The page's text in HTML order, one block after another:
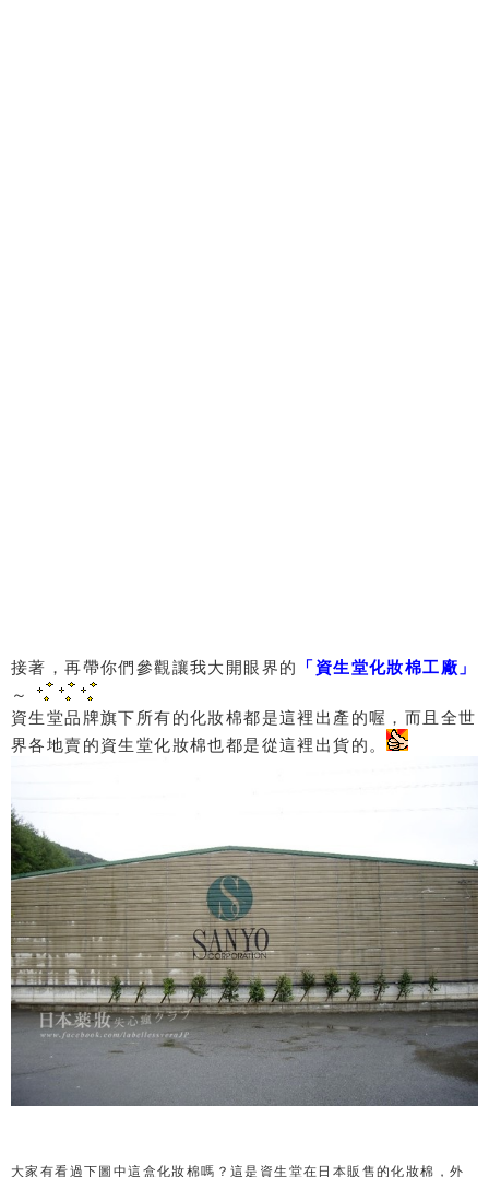
接著，再帶你們參觀讓我大開眼界的
「資生堂化妝棉工廠」
～
資生堂品牌旗下所有的化妝棉都是這裡出產的喔，而且全世
界各地賣的資生堂化妝棉也都是從這裡出貨的。
大家有看過下圖中這盒化妝棉嗎？這是資生堂在日本販售的化妝棉，外